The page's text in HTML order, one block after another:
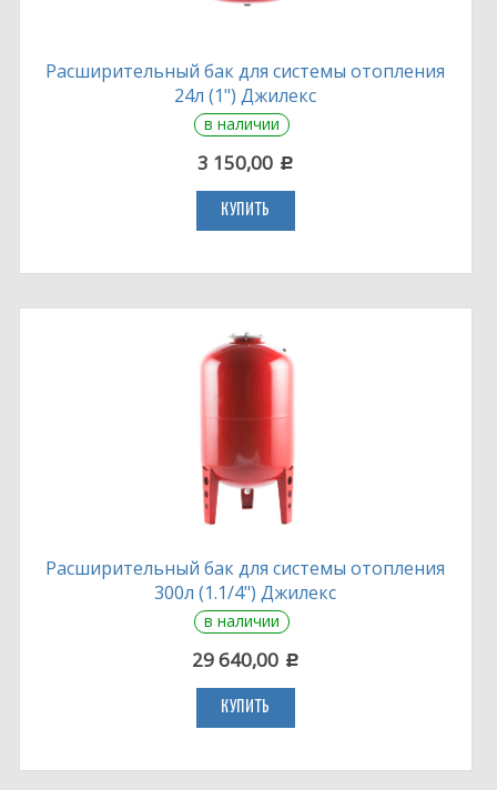
Расширительный бак для системы отопления
24л (1") Джилекс
в наличии
3 150,00 c
КУПИТЬ
Расширительный бак для системы отопления
300л (1.1/4") Джилекс
в наличии
29 640,00 c
КУПИТЬ